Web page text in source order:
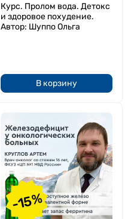
Курс. Пролом вода. Детокс
и здоровое похудение.
Автор: Шуппо Ольга
В корзину
-15%